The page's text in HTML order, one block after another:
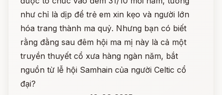
như chỉ là dịp để trẻ em xin kẹo và người lớn
hóa trang thành ma quỷ. Nhưng bạn có biết
rằng đằng sau đêm hội ma mị này là cả một
truyền thuyết cổ xưa hàng ngàn năm, bắt
nguồn từ lễ hội Samhain của người Celtic cổ
đại?